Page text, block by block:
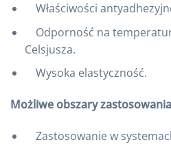
Właściwości
Odporność na
Celsjusza.
Wysoka elastyczność.
Możliwe obszary
Zastosowanie w